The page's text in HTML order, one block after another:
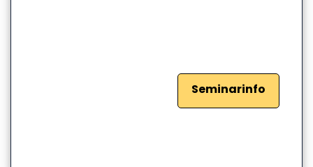
Seminarinfo